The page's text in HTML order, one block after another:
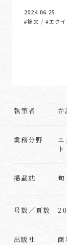
2024.06.25
#論文 / #エク
執筆者 弁
業務分野
ト
掲載誌 旬
号数／頁数
出版社 商